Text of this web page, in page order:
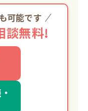
可能です
談無料!